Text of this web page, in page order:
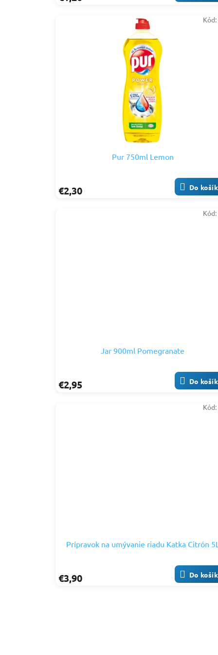
Pur 750ml Lemon
€2,30 Do
Kód:
Jar 900ml Pomegranate
€2,95 Do
Kód:
Prípravok na umývanie riadu Katka Citrón 5L
€3,90 Do
Kód: